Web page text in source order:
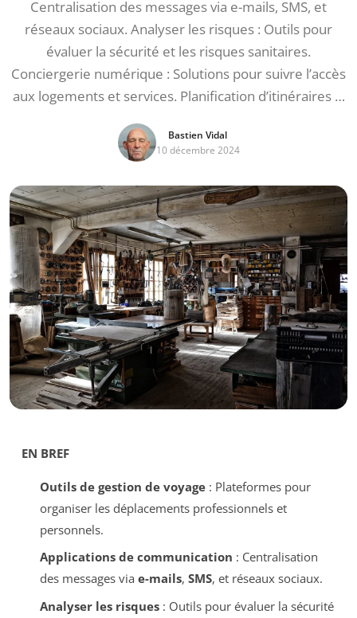
Centralisation des messages via e-mails, SMS, et
réseaux sociaux. Analyser les risques : Outils pour
évaluer la sécurité et les risques sanitaires.
Conciergerie numérique : Solutions pour suivre l’accès
aux logements et services. Planification d’itinéraires …
Bastien Vidal
10 décembre 2024
EN BREF
Outils de gestion de voyage: Plateformes pour
organiser les déplacements professionnels et
personnels.
Applications de communication : Centralisation
des messages via e-mails, SMS, et réseaux sociaux.
Analyser les risques: Outils pour évaluer la sécurité